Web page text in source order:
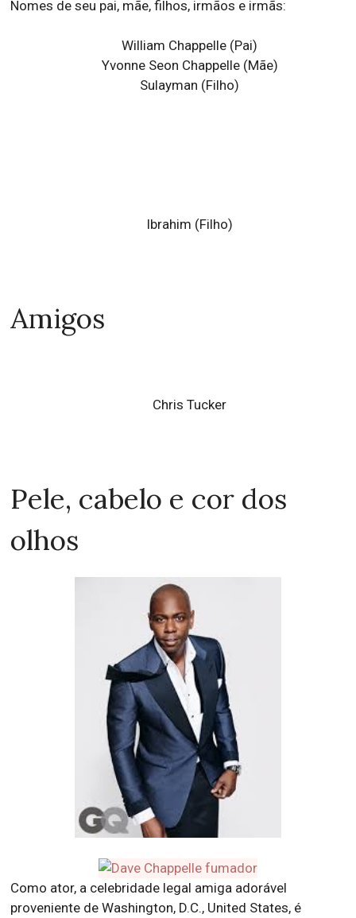
Nomes de seu pai, mãe, filhos, irmãos e irmãs:
William Chappelle (Pai)
Yvonne Seon Chappelle(Mãe)
Sulayman (Filho)
Ibrahim (Filho)
Amigos
Chris Tucker
Pele, cabelo e cor dos
olhos
Como ator, a celebridade legal amiga adorável
proveniente de Washington, D.C., United States, é